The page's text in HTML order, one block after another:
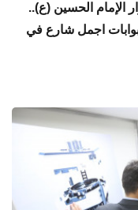
الإمام الحسين (ع)..
بوابات اجمل شارع في